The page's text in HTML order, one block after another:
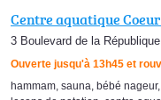
Centre aquatique
3 Boulevard de la
Ouverte jusqu'à 13h45 et
hammam, sauna, bébé nageur,